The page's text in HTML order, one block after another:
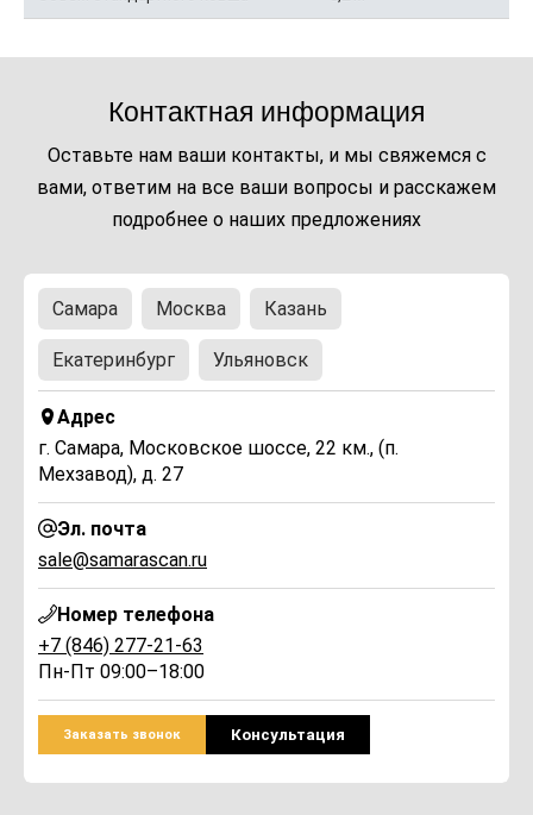
Контактная информация
Оставьте нам ваши контакты, и мы свяжемся с
вами, ответим на все ваши вопросы и расскажем
подробнее о наших предложениях
Самара Москва Казань
Екатеринбург Ульяновск
Адрес
г. Самара, Московское шоссе, 22 км., (п.
Мехзавод), д. 27
Эл. почта
sale@samarascan.ru
Номер телефона
+7 (846) 277-21-63
Пн-Пт 09:00–18:00
Заказать звонок Консультация